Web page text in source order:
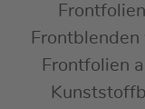
Frontfolien